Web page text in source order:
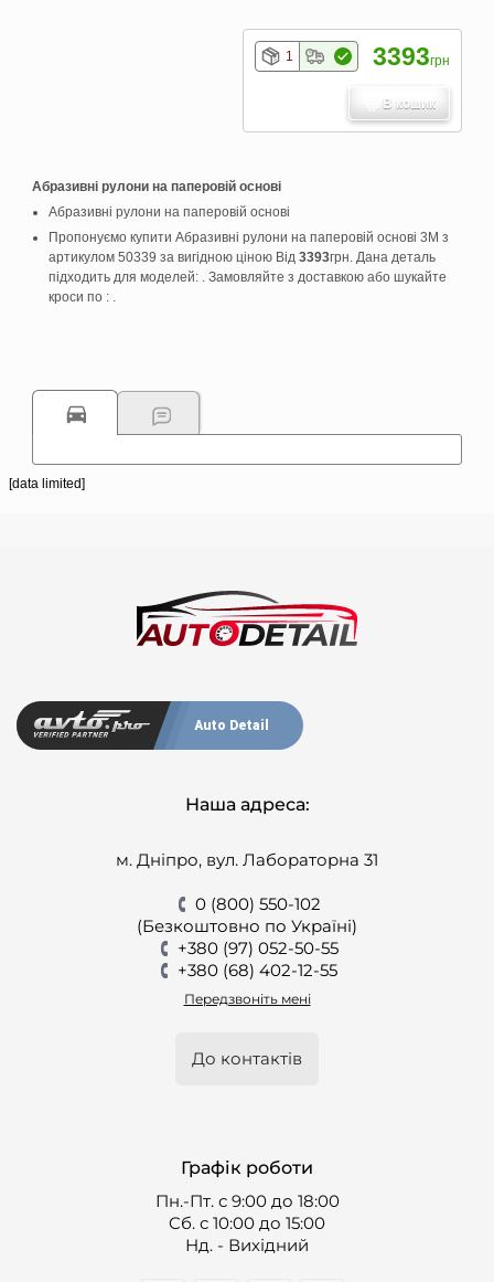
Абразивні рулони на паперовій основі
Абразивні рулони на паперовій основі
Пропонуємо купити Абразивні рулони на паперовій основі 3M з
артикулом 50339 за вигідною ціною Від 3393грн. Дана деталь
підходить для моделей: . Замовляйте з доставкою або шукайте
кроси по : .
1 3393грн
В кошик
[data limited]
Auto Detail
Наша адреса:
м. Дніпро, вул. Лабораторна 31
0 (800) 550-102
(Безкоштовно по Україні)
+380 (97) 052-50-55
+380 (68) 402-12-55
Передзвоніть мені
До контактів
Графік роботи
Пн.-Пт. с 9:00 до 18:00
Cб. с 10:00 до 15:00
Нд. - Вихідний